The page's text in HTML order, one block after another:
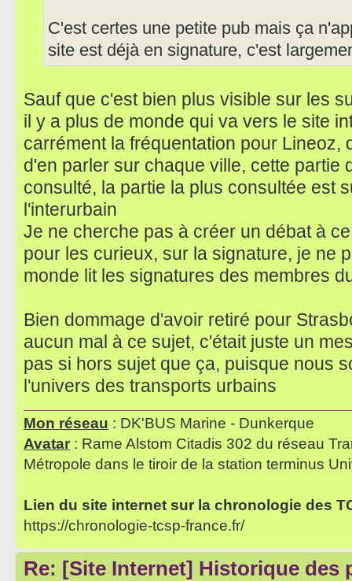
C'est certes une petite pub mais ça
site est déjà en signature, c'est
Sauf que c'est bien plus visible sur les
il y a plus de monde qui va vers le site
carrément la fréquentation pour Lineoz,
d'en parler sur chaque ville, cette partie
consulté, la partie la plus consultée est
l'interurbain
Je ne cherche pas à créer un débat à
pour les curieux, sur la signature, je ne
monde lit les signatures des membres
Bien dommage d'avoir retiré pour
aucun mal à ce sujet, c'était juste un
pas si hors sujet que ça, puisque nous
l'univers des transports urbains
Mon réseau : DK'BUS Marine - Dunkerque
Avatar : Rame Alstom Citadis 302 du réseau
Métropole dans le tiroir de la station terminus
Lien du site internet sur la chronologie des
https://chronologie-tcsp-france.fr/
Re: [Site Internet] Historique des